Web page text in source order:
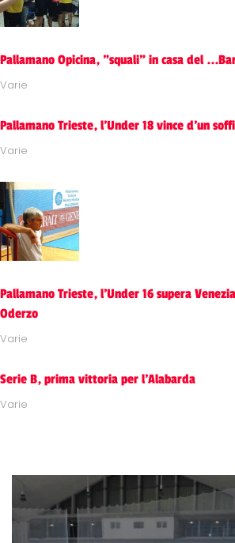
Pallamano Opicina, "squali" in casa del
Varie
Pallamano Trieste, l'Under 18 vince d'un
Varie
Pallamano Trieste, l'Under 16 supera
Oderzo
Varie
Serie B, prima vittoria per l'Alabarda
Varie